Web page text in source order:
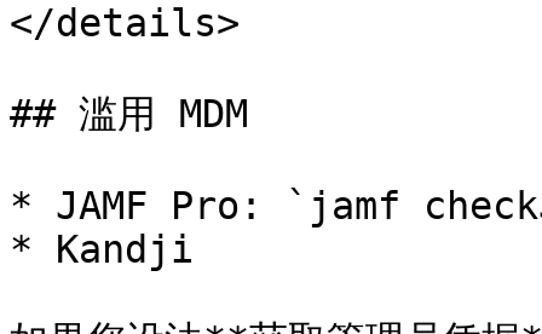
</details>
## 滥用 MDM
* JAMF Pro: `jamf
* Kandji